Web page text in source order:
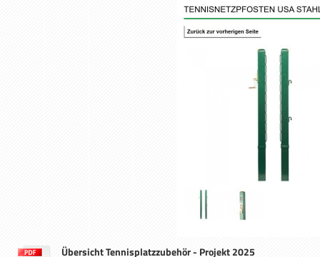
Übersicht Tennisplatzzubehör - Projekt 2025